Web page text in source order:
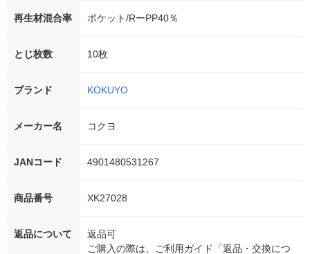
再生材混合率 ポケット/RーPP40％
とじ枚数 10枚
ブランド KOKUYO
メーカー名 コクヨ
JANコード 4901480531267
商品番号 XK27028
返品について
返品可
ご購入の際は、ご利用ガイド「返品・交換につ